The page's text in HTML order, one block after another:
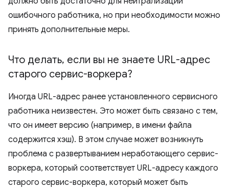
ошибочного работника, но при необходимости можно
принять дополнительные меры.
Что делать, если вы не знаете URL-адрес
старого сервис-воркера?
Иногда URL-адрес ранее установленного сервисного
работника неизвестен. Это может быть связано с тем,
что он имеет версию (например, в имени файла
содержится хэш). В этом случае может возникнуть
проблема с развертыванием неработающего сервис-
воркера, который соответствует URL-адресу каждого
старого сервис-воркера, который может быть